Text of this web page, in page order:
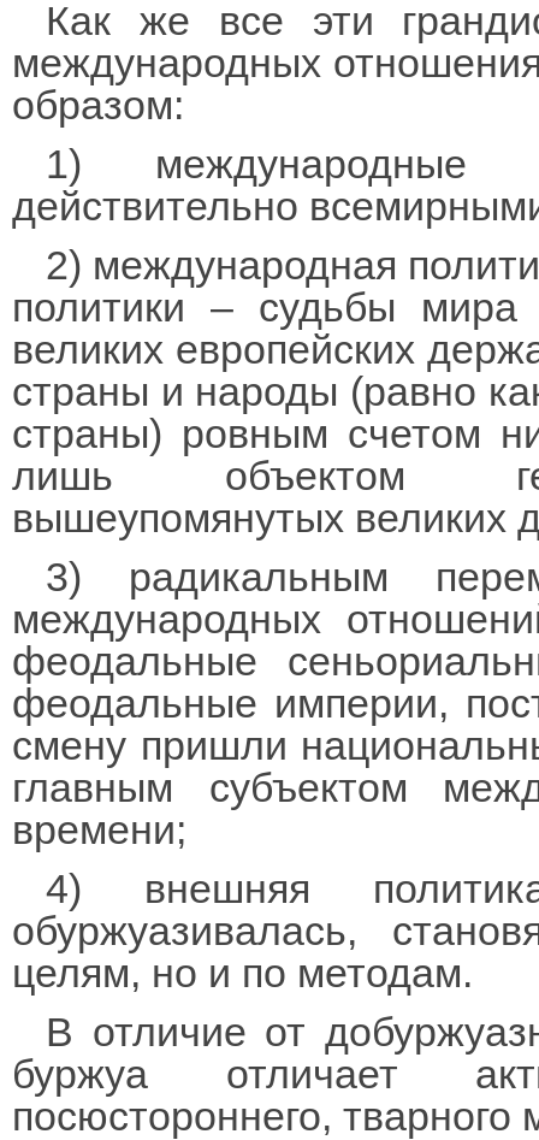
Как же все эти
международных
образом:
1) международные
действительно
2) международная
политики – судьбы мира
великих европейских
страны и народы (равно
страны) ровным счетом
лишь объектом
вышеупомянутых великих
3) радикальным
международных
феодальные
феодальные империи,
смену пришли
главным субъектом
времени;
4) внешняя
обуржуазивалась,
целям, но и по методам.
В отличие от
буржуа отличает
посюстороннего, тварного